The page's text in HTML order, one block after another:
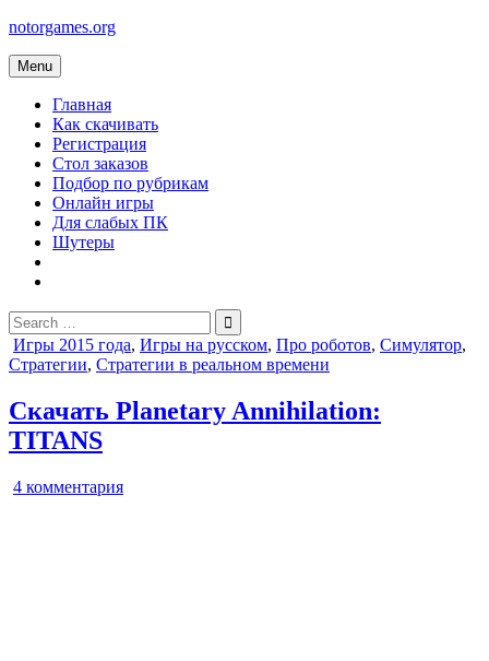
Skip
content
notorgames.org
Menu
Главная
Как скачивать
Регистрация
Стол заказов
Подбор по рубрикам
Онлайн игры
Для слабых ПК
Шутеры
Search
for:
Posted
in
Игры 2015 года, Игры на русском, Про роботов, Симулятор,
Стратегии, Стратегии в реальном времени
Скачать Planetary Annihilation:
TITANS
4 комментарияк